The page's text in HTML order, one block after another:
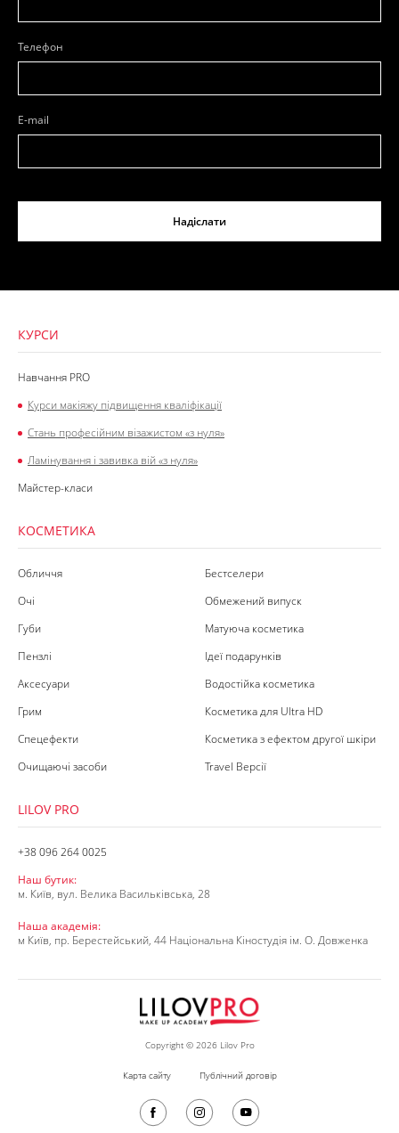
Телефон
E-mail
Надіслати
КУРСИ
Навчання PRO
Курси макіяжу підвищення кваліфікації
Стань професійним візажистом «з нуля»
Ламінування і завивка вій «з нуля»
Майстер-класи
КОСМЕТИКА
Обличчя
Очі
Губи
Пензлі
Аксесуари
Грим
Спецефекти
Очищаючі засоби
Бестселери
Обмежений випуск
Матуюча косметика
Ідеї подарунків
Водостійка косметика
Косметика для Ultra HD
Косметика з ефектом другої шкіри
Travel Версії
LILOV PRO
+38 096 264 0025
Наш бутик:
м. Київ, вул. Велика Васильківська, 28
Наша академія:
м Київ, пр. Берестейський, 44 Національна Кіностудія ім. О. Довженка
Copyright © 2026 Lilov Pro
Карта сайту Публічний договір